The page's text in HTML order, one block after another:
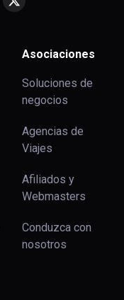
Asociaciones
Soluciones de
negocios
Agencias de
Viajes
Afiliados y
Webmasters
Conduzca con
nosotros